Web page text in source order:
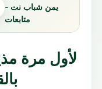
يمن شباب نت -
متابعات
لأول مرة